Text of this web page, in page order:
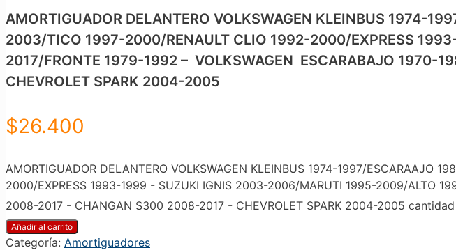
AMORTIGUADOR DELANTERO VOLKSWAGEN KLEINBUS 1974-
2003/TICO 1997-2000/RENAULT CLIO 1992-2000/EXPRESS
2017/FRONTE 1979-1992 – VOLKSWAGEN ESCARABAJO 1970-
CHEVROLET SPARK 2004-2005
$26.400
AMORTIGUADOR DELANTERO VOLKSWAGEN KLEINBUS 1974-1997/ESCARAAJO
2000/EXPRESS 1993-1999 - SUZUKI IGNIS 2003-2006/MARUTI 1995-2009/ALTO
2008-2017 - CHANGAN S300 2008-2017 - CHEVROLET SPARK 2004-2005 cantidad
Añadir al carrito
Categoría: Amortiguadores